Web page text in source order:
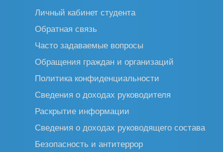
Личный кабинет студента
Обратная связь
Часто задаваемые вопросы
Обращения граждан и организаций
Политика конфиденциальности
Сведения о доходах руководителя
Раскрытие информации
Сведения о доходах руководящего состава
Безопасность и антитеррор